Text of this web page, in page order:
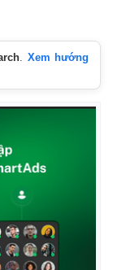
. Xem hướng